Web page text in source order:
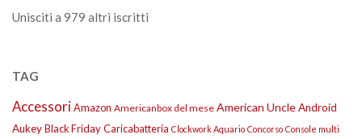
Unisciti a 979 altri iscritti
TAG
AccessoriAmazon Americanbox del mese American UncleAndroid
AukeyBlack FridayCaricabatteria Clockwork Aquario Concorso Console multi